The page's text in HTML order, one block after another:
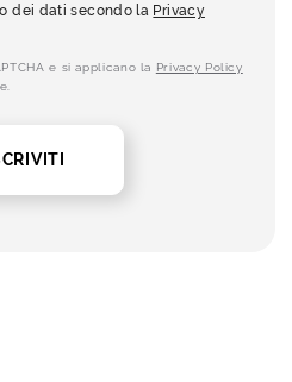
dei dati secondo la Privacy
e si applicano la Privacy Policy